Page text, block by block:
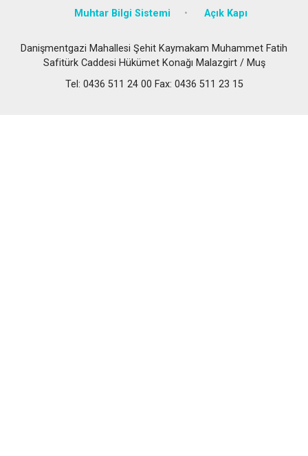
Muhtar Bilgi Sistemi Açık Kapı
Danişmentgazi Mahallesi Şehit Kaymakam Muhammet Fatih
Safitürk Caddesi Hükümet Konağı Malazgirt / Muş
Tel: 0436 511 24 00 Fax: 0436 511 23 15